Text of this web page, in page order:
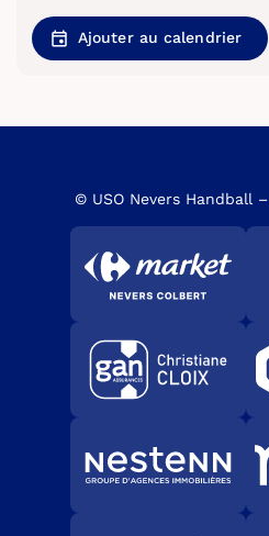
Ajouter au calendrier
© USO Nevers Handball –